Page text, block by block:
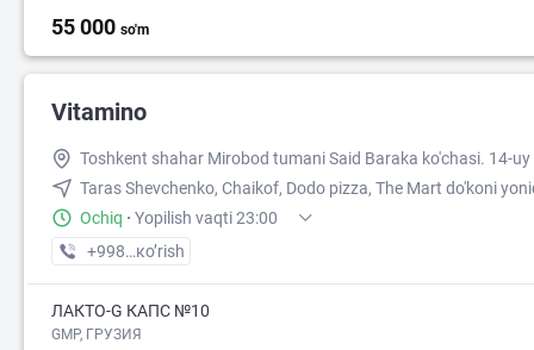
55 000 so'm
Vitamino
Toshkent shahar Mirobod tumani Said Baraka ko'chasi. 14-uy
Taras Shevchenko, Chaikof, Dodo pizza, The Mart do'koni
Ochiq · Yopilish vaqti 23:00
+998 (95) XXX-XX-XX
кo’rish
ЛАКТО-G КАПС №10
GMP, ГРУЗИЯ